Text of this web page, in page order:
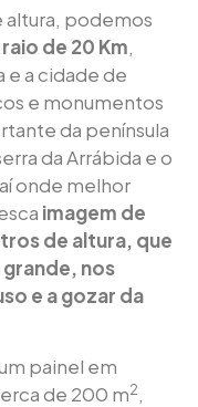
altura, podemos
de 20 Km,
e a cidade de
e monumentos
da península
da Arrábida e o
onde melhor
imagem de
de altura, que
nos
e a gozar da
painel em
de 200 m2,